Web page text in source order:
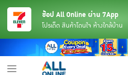
ช้อป All Online ผ่าน 7App
โปรเด็ด สินค้าโดนใจ ห้างใกล้บ้าน
Toggle